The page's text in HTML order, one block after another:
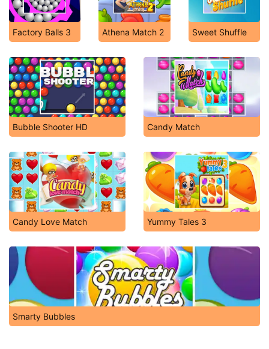
Factory Balls 3 Athena Match 2 Sweet Shuffle
Bubble Shooter HD Candy Match
Candy Love Match Yummy Tales 3
Smarty Bubbles